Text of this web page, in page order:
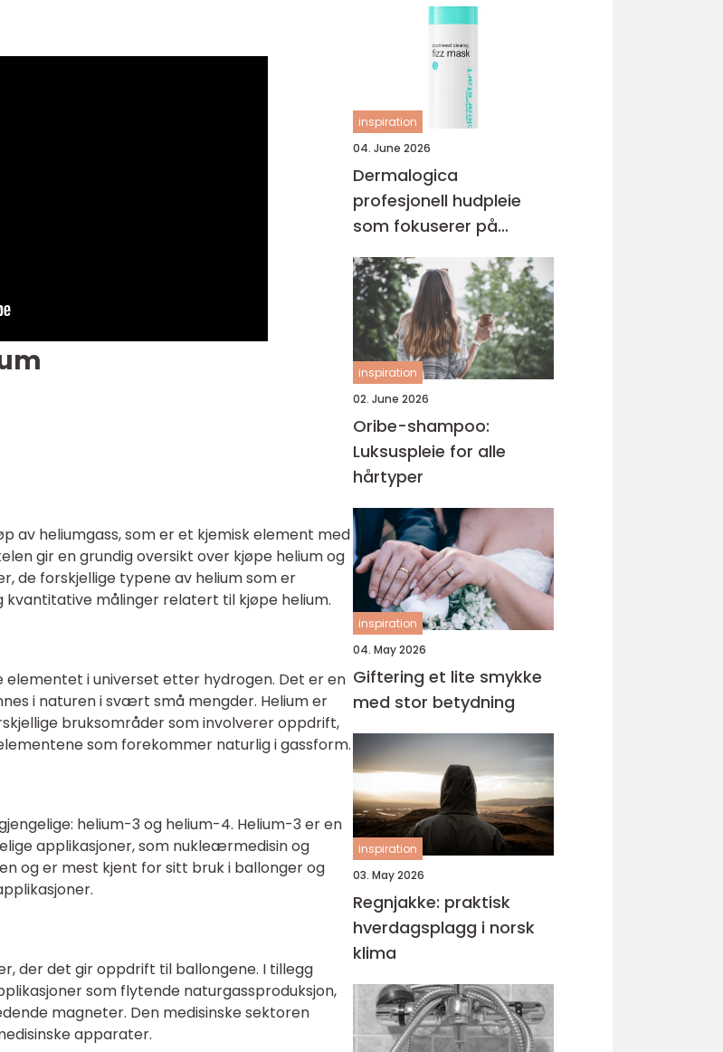
av heliumgass, som er et kjemisk element med
gir en grundig oversikt over kjøpe helium og
de forskjellige typene av helium som er
målinger relatert til kjøpe helium.
elementet i universet etter hydrogen. Det er en
i naturen i svært små mengder. Helium er
bruksområder som involverer oppdrift,
som forekommer naturlig i gassform.
helium-3 og helium-4. Helium-3 er en
applikasjoner, som nukleærmedisin og
og er mest kjent for sitt bruk i ballonger og
der det gir oppdrift til ballongene. I tillegg
som flytende naturgassproduksjon,
magneter. Den medisinske sektoren
apparater.
inspiration
04. June 2026
Dermalogica
profesjonell hudpleie
som fokuserer på
hudhelse
inspiration
02. June 2026
Oribe-shampoo:
Luksuspleie for alle
hårtyper
inspiration
04. May 2026
Giftering et lite smykke
med stor betydning
inspiration
03. May 2026
Regnjakke: praktisk
hverdagsplagg i norsk
klima